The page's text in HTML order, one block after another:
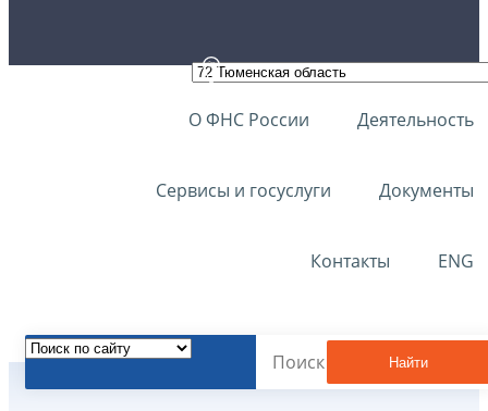
О ФНС России Деятельность
Сервисы и госуслуги Документы
Контакты ENG
Найти